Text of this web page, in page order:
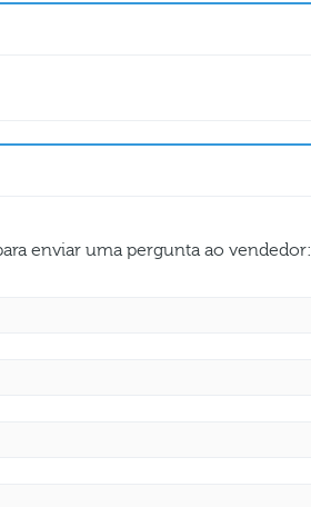
enviar uma pergunta ao vendedor: